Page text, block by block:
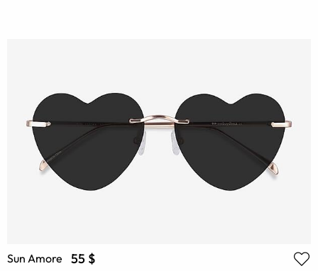
Sun Amore 55 $